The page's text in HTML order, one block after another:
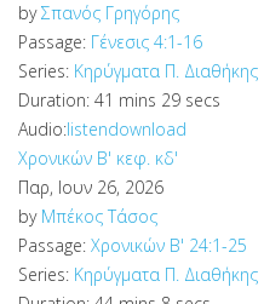
byΣπανός Γρηγόρης
Passage: Γένεσις 4:1-16
Series: Κηρύγματα Π. Διαθήκης
Duration: 41 mins 29 secs
Audio:listendownload
Χρονικών Β' κεφ. κδ'
Παρ, Ιουν 26, 2026
by Μπέκος Τάσος
Passage: Χρονικών Β' 24:1-25
Series: Κηρύγματα Π. Διαθήκης